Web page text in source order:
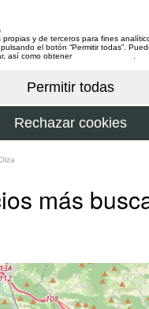
propias y de terceros para fines
el botón “Permitir todas”.
así como obtener
más